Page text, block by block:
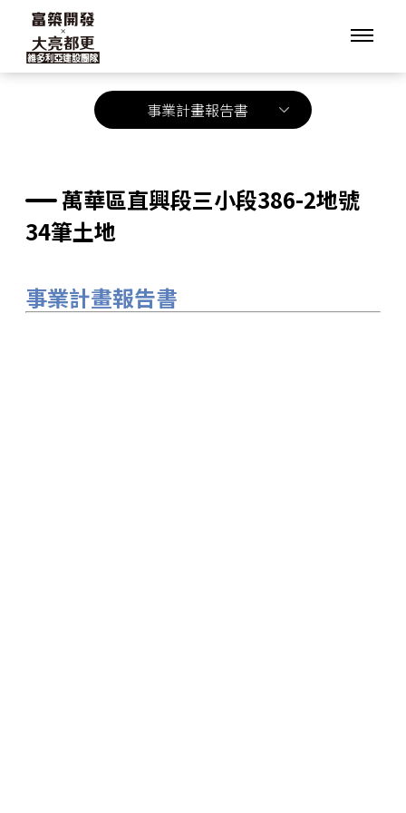
事業計畫報告書
萬華區直興段三小段386-2地號
34筆土地
事業計畫報告書